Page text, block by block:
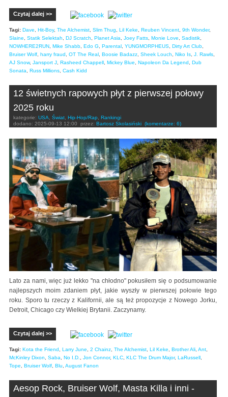
Czytaj dalej >>
Tagi: Dave, Hit-Boy, The Alchemist, Slim Thug, Lil Keke, Reuben Vincent, 9th Wonder,
Slaine, Statik Selektah, DJ Scratch, Planet Asia, Joey Fatts, Monie Love, Sadistik,
NOWHERE2RUN, Mike Shabb, Edo G, Parental, YUNGMORPHEUS, Dirty Art Club,
Bruiser Wolf, harry fraud, OT The Real, Boosie Badazz, Sheek Louch, Niko Is, J. Rawls,
AJ Snow, Jansport J, Rasheed Chappell, Mickey Blue, Napoleon Da Legend, Dub
Sonata, Russ Millions, Cash Kidd
12 świetnych rapowych płyt z pierwszej połowy
2025 roku
kategorie: USA, Świat, Hip-Hop/Rap, Rankingi
dodano: 2025-09-13 12:00 przez: Bartosz Skolasiński (komentarze: 6)
Lato za nami, więc już lekko "na chłodno" pokusiłem się o podsumowanie
najlepszych moim zdaniem płyt, jakie wyszły w pierwszej połowie tego
roku. Sporo tu rzeczy z Kalifornii, ale są też propozycje z Nowego Jorku,
Detroit, Chicago czy Wielkiej Brytanii. Zaczynamy.
Czytaj dalej >>
Tagi: Kota the Friend Larry June 2 Chainz The Alchemist Lil Keke Brother Ali Ant
McKinley Dixon
Saba No I.D. Jon Connor, KLC KLC The Drum Major, LaRussell
Tope
Bruiser Wolf Blu August Fanon
Aesop Rock, Bruiser Wolf, Masta Killa i inni -